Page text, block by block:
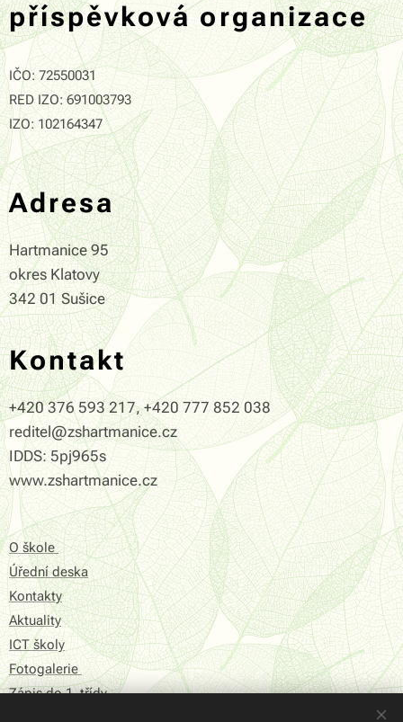
příspěvková organizace
IČO: 72550031
RED IZO: 691003793
IZO: 102164347
Adresa
Hartmanice 95
okres Klatovy
342 01 Sušice
Kontakt
+420 376 593 217, +420 777 852 038
reditel@zshartmanice.cz
IDDS: 5pj965s
www.zshartmanice.cz
O škole
Úřední deska
Kontakty
Aktuality
ICT školy
Fotogalerie
Zápis do 1. třídy